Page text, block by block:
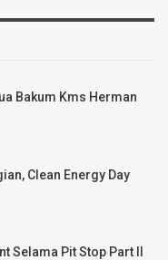
Bakum Kms Herman
Clean Energy Day
Selama Pit Stop Part II